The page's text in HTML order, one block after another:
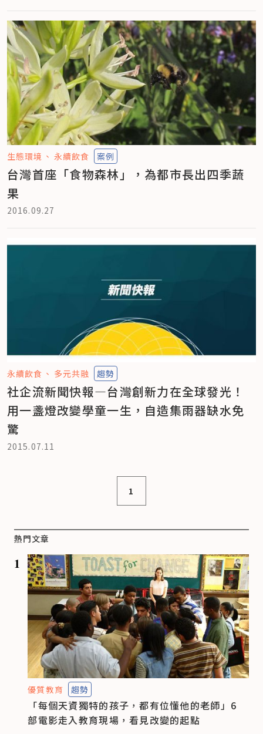
生態環境 永續飲食 案例
台灣首座「食物森林」，為都市長出四季蔬
果
2016.09.27
永續飲食 多元共融 趨勢
社企流新聞快報—台灣創新力在全球發光！
用一盞燈改變學童一生，自造集雨器缺水免
驚
2015.07.11
1
熱門文章
1
優質教育 趨勢
「每個天資獨特的孩子，都有位懂他的老師」6
部電影走入教育現場，看見改變的起點